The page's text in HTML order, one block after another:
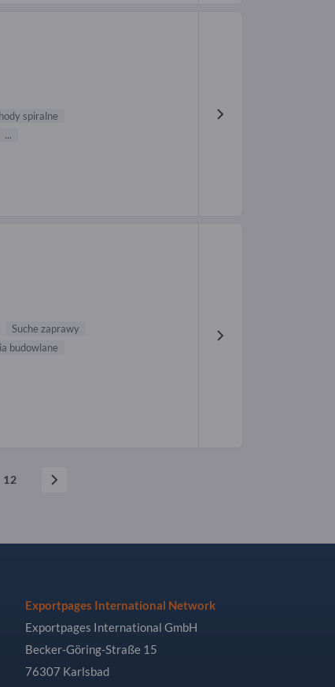
spiralne
...
Suche zaprawy
budowlane
12
Exportpages International Network
Exportpages International GmbH
Becker-Göring-Straße 15
76307 Karlsbad